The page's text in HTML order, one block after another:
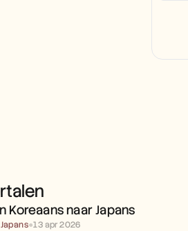
VAN KOREAANS
NAAR JAPANS
Koreaans naar Japans
●13 apr 2026